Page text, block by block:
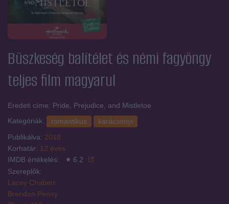
Büszkeség balítélet és némi fagyöngy
teljes film magyarul
Eredeti címe: Pride, Prejudice, and Mistletoe
Kategóriák:
romantikus
karácsonyi
Publikálva: 2018
Korhatár: 12 éves
IMDB értékelés:
6.2
Szereplők:
Lacey Chabert
Brendan Penny